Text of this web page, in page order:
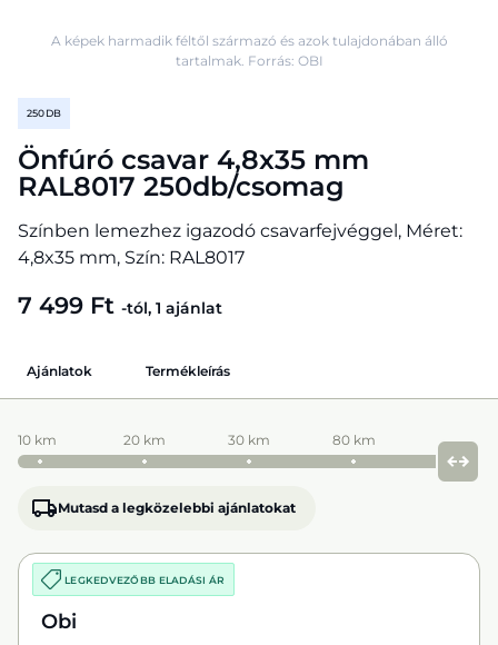
250 DB
Önfúró csavar 4,8x35 mm
RAL8017 250db/csomag
Színben lemezhez igazodó csavarfejvéggel, Méret:
4,8x35 mm, Szín: RAL8017
7 499 Ft -tól, 1 ajánlat
A képek harmadik féltől származó és azok tulajdonában álló
tartalmak. Forrás: OBI
Ajánlatok Termékleírás
10 km 20 km 30 km 80 km
Mutasd a legközelebbi ajánlatokat
LEGKEDVEZŐBB ELADÁSI ÁR
Obi